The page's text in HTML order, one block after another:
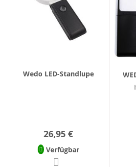
Wedo LED-Standlupe
26,95 €
Verfügbar